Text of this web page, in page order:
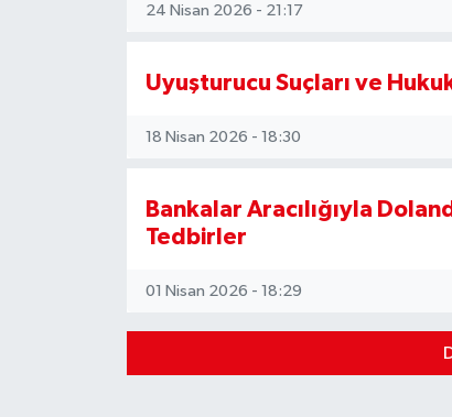
24 Nisan 2026 - 21:17
Uyuşturucu Suçları ve
18 Nisan 2026 - 18:30
Bankalar Aracılığıyla
Tedbirler
01 Nisan 2026 - 18:29